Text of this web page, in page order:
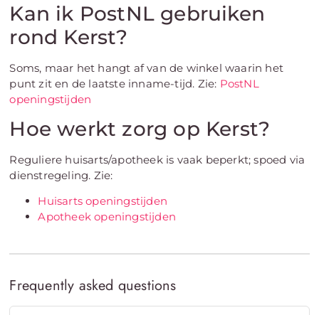
Kan ik PostNL gebruiken
rond Kerst?
Soms, maar het hangt af van de winkel waarin het
punt zit en de laatste inname-tijd. Zie: PostNL
openingstijden
Hoe werkt zorg op Kerst?
Reguliere huisarts/apotheek is vaak beperkt; spoed via
dienstregeling. Zie:
Huisarts openingstijden
Apotheek openingstijden
Frequently asked questions